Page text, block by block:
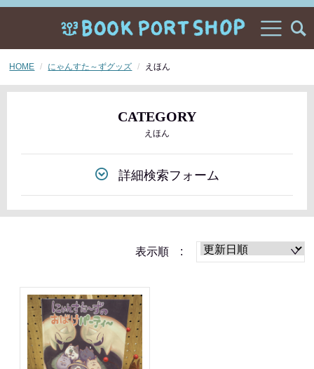
HOME にゃんすた～ずグッズ えほん
CATEGORY
えほん
詳細検索フォーム
表示順 :